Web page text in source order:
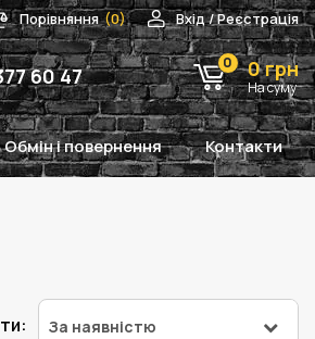
Порівняння (0) Вхід / Реєстрація
60 47
0 0 грн
На суму
Обмін і повернення Контакти
За наявністю